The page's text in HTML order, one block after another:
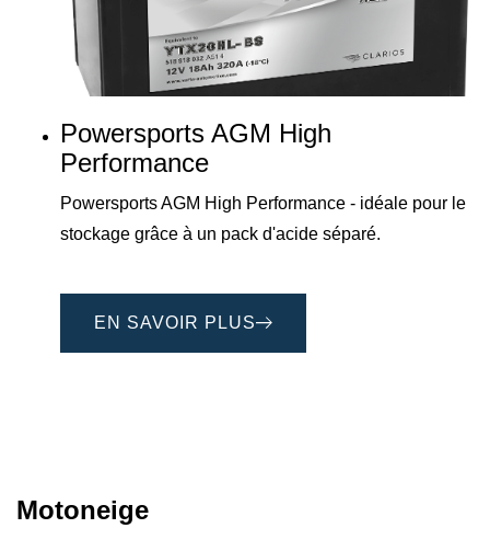
Powersports AGM High
Performance
Powersports AGM High Performance - idéale pour le
stockage grâce à un pack d'acide séparé.
EN SAVOIR PLUS
Motoneige